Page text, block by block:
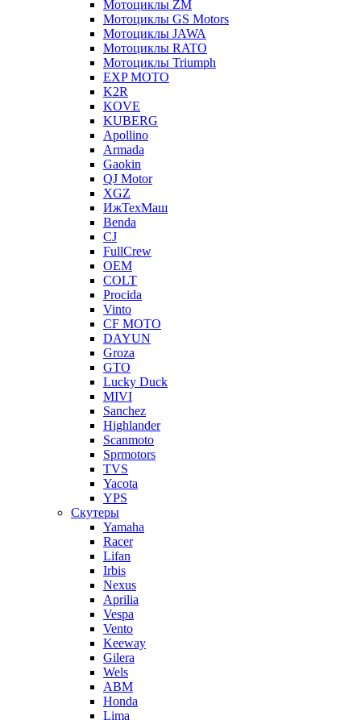
Мотоциклы ZM
Мотоциклы GS Motors
Мотоциклы JAWA
Мотоциклы RATO
Мотоциклы Triumph
EXP MOTO
K2R
KOVE
KUBERG
Apollino
Armada
Gaokin
QJ Motor
XGZ
ИжТехМаш
Benda
CJ
FullCrew
OEM
COLT
Procida
Vinto
CF MOTO
DAYUN
Groza
GTO
Lucky Duck
MIVI
Sanchez
Highlander
Scanmoto
Sprmotors
TVS
Yacota
YPS
Скутеры
Yamaha
Racer
Lifan
Irbis
Nexus
Aprilia
Vespa
Vento
Keeway
Gilera
Wels
ABM
Honda
Lima